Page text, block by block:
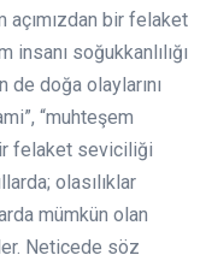
açımızdan bir felaket
soğukkanlılığı
de doğa olaylarını
“muhteşem
felaket seviciliği
olasılıklar
mümkün olan
Neticede söz